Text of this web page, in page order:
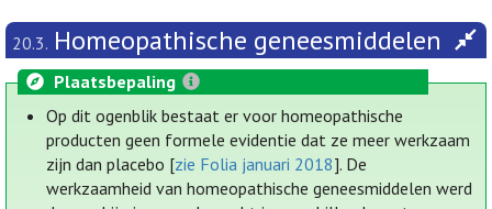
20.3. Homeopathische geneesmiddelen
Plaatsbepaling
Op dit ogenblik bestaat er voor homeopathische
producten geen formele evidentie dat ze meer werkzaam
zijn dan placebo [zie Folia januari 2018]. De
werkzaamheid van homeopathische geneesmiddelen werd